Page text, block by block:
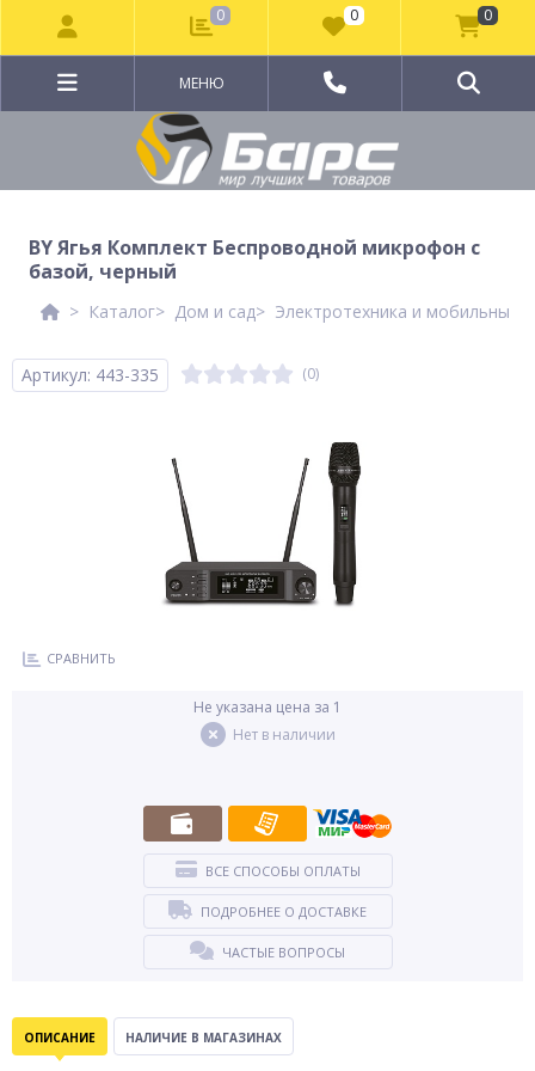
МЕНЮ
BY Ягья Комплект Беспроводной микрофон с
базой, черный
Каталог Дом и сад Электротехника и мобильные
Артикул: 443-335 (0)
СРАВНИТЬ
Не указана цена за 1
Нет в наличии
ВСЕ СПОСОБЫ ОПЛАТЫ
ПОДРОБНЕЕ О ДОСТАВКЕ
ЧАСТЫЕ ВОПРОСЫ
ОПИСАНИЕ НАЛИЧИЕ В МАГАЗИНАХ
0 0 0